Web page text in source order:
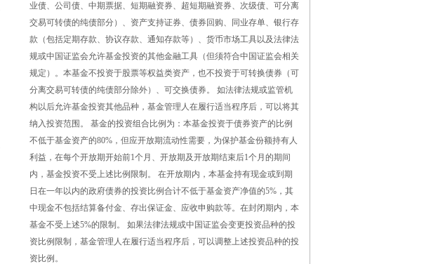
业债、公司债、中期票据、短期融资券、超短期融资券、次级债、可分离
交易可转债的纯债部分）、资产支持证券、债券回购、同业存单、银行存
款（包括定期存款、协议存款、通知存款等）、货币市场工具以及法律法
规或中国证监会允许基金投资的其他金融工具（但须符合中国证监会相关
规定）。本基金不投资于股票等权益类资产，也不投资于可转换债券（可
分离交易可转债的纯债部分除外）、可交换债券。 如法律法规或监管机
构以后允许基金投资其他品种，基金管理人在履行适当程序后，可以将其
纳入投资范围。 基金的投资组合比例为：本基金投资于债券资产的比例
不低于基金资产的80%，但应开放期流动性需要，为保护基金份额持有人
利益，在每个开放期开始前1个月、开放期及开放期结束后1个月的期间
内，基金投资不受上述比例限制。 在开放期内，本基金持有现金或到期
日在一年以内的政府债券的投资比例合计不低于基金资产净值的5%，其
中现金不包括结算备付金、存出保证金、应收申购款等。在封闭期内，本
基金不受上述5%的限制。 如果法律法规或中国证监会变更投资品种的投
资比例限制，基金管理人在履行适当程序后，可以调整上述投资品种的投
资比例。